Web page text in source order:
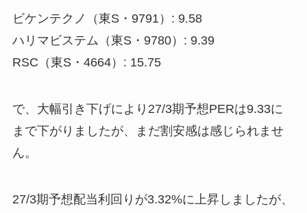
ビケンテクノ（東S・9791）: 9.58
ハリマビステム（東S・9780）: 9.39
RSC（東S・4664）: 15.75
で、大幅引き下げにより27/3期予想PERは9.33に
まで下がりましたが、まだ割安感は感じられませ
ん。
27/3期予想配当利回りが3.32%に上昇しましたが、